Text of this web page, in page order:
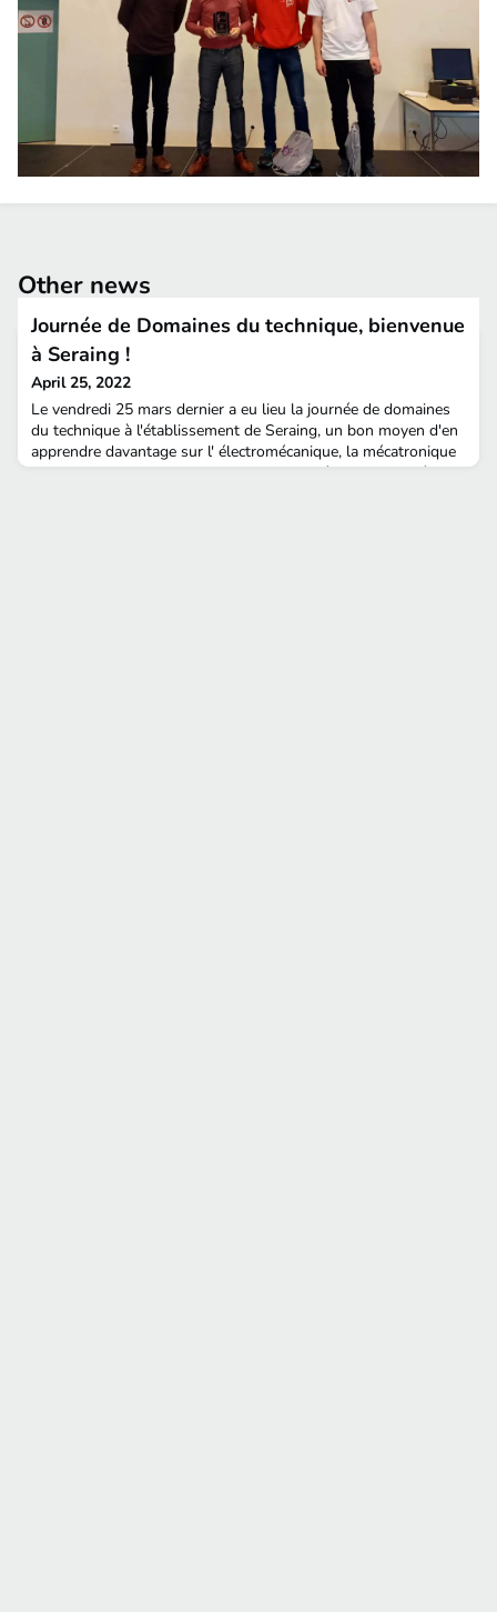
Other news
Journée de Domaines du technique, bienvenue
à Seraing !
April 25, 2022
Le vendredi 25 mars dernier a eu lieu la journée de domaines
du technique à l'établissement de Seraing, un bon moyen d'en
apprendre davantage sur l' électromécanique, la mécatronique
et la robotique tout en s'amusant.​​​La journée a commencé avec